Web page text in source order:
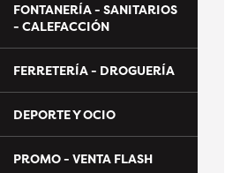
FONTANERÍA - SANITARIOS
- CALEFACCIÓN
FERRETERÍA - DROGUERÍA
DEPORTE Y OCIO
PROMO - VENTA FLASH